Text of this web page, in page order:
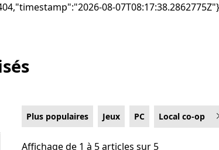
08-07T08:17:38.2862775Z"}
Plus populaires Jeux PC Local co-op
Affichage de 1 à 5 articles sur 5
Affichage de 1 à 5 articles sur 5